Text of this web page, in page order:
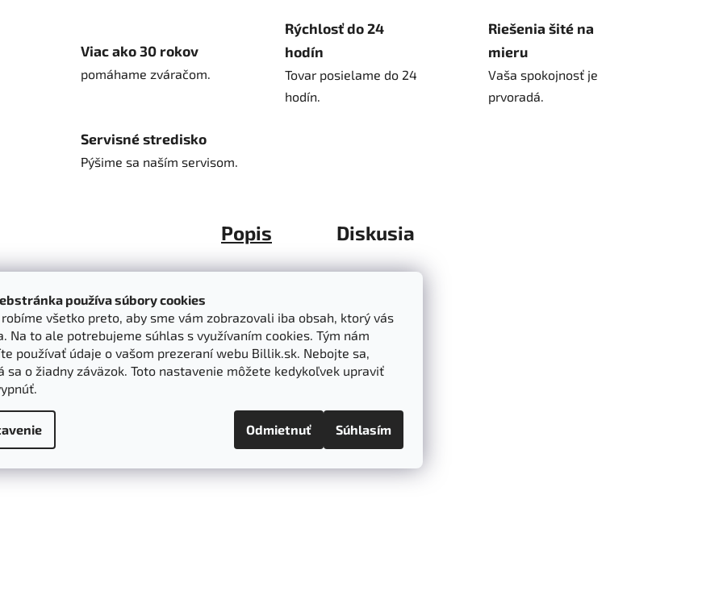
používa súbory cookies
všetko preto, aby sme vám zobrazovali iba obsah, ktorý vás
Na to ale potrebujeme súhlas s využívaním cookies. Tým nám
používať údaje o vašom prezeraní webu Billik.sk. Nebojte sa,
sa o žiadny záväzok. Toto nastavenie môžete kedykoľvek upraviť
Odmietnuť Súhlasím
Viac ako 30 rokov
pomáhame zváračom.
Rýchlosť do 24
hodín
Tovar posielame do 24
hodín.
Riešenia šité na
mieru
Vaša spokojnosť je
prvoradá.
Servisné stredisko
Pýšime sa naším servisom.
Popis Diskusia